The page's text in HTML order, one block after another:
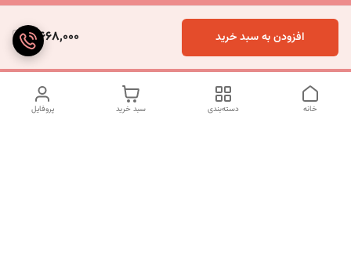
5,668,000 افزودن به سبد خرید
پروفایل سبد خرید دسته‌بندی خانه